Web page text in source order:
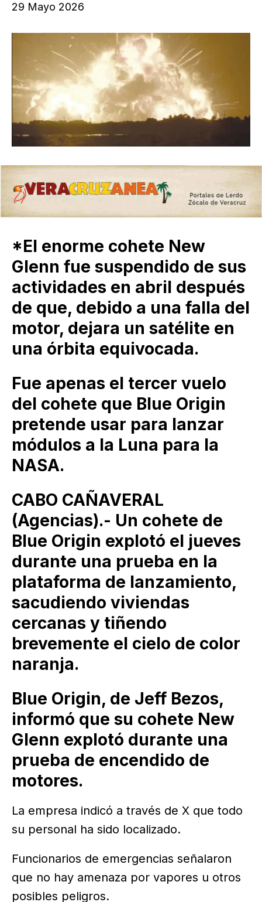
29 Mayo 2026
*El enorme cohete New
Glenn fue suspendido de sus
actividades en abril después
de que, debido a una falla del
motor, dejara un satélite en
una órbita equivocada.
Fue apenas el tercer vuelo
del cohete que Blue Origin
pretende usar para lanzar
módulos a la Luna para la
NASA.
CABO CAÑAVERAL
(Agencias).- Un cohete de
Blue Origin explotó el jueves
durante una prueba en la
plataforma de lanzamiento,
sacudiendo viviendas
cercanas y tiñendo
brevemente el cielo de color
naranja.
Blue Origin, de Jeff Bezos,
informó que su cohete New
Glenn explotó durante una
prueba de encendido de
motores.
La empresa indicó a través de X que todo
su personal ha sido localizado.
Funcionarios de emergencias señalaron
que no hay amenaza por vapores u otros
posibles peligros.